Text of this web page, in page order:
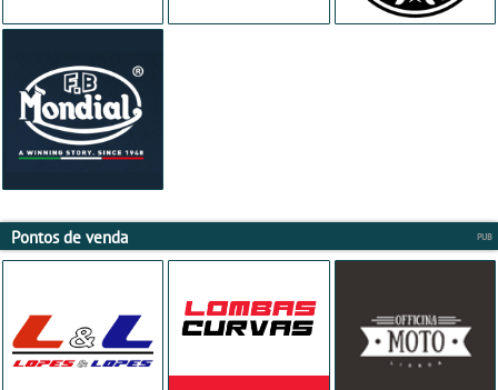
Pontos de venda